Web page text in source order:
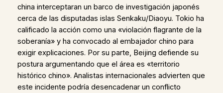
china interceptaran un barco de investigación japonés
cerca de las disputadas islas Senkaku/Diaoyu. Tokio ha
calificado la acción como una «violación flagrante de la
soberanía» y ha convocado al embajador chino para
exigir explicaciones. Por su parte, Beijing defiende su
postura argumentando que el área es «territorio
histórico chino». Analistas internacionales advierten que
este incidente podría desencadenar un conflicto